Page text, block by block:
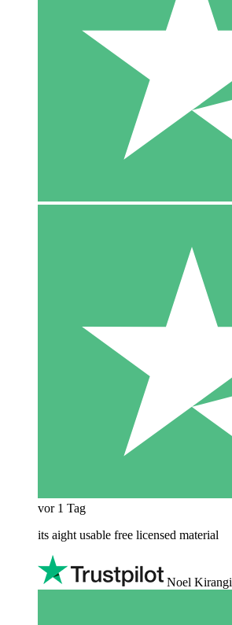
vor 1 Tag
its aight usable free licensed material
Noel Kirangi